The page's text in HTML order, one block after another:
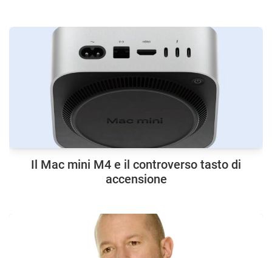
Il Mac mini M4 e il controverso tasto di
accensione